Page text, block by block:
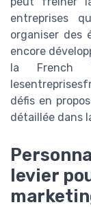
entreprises
organiser des
encore
la French
défis en
détaillée dans
levier